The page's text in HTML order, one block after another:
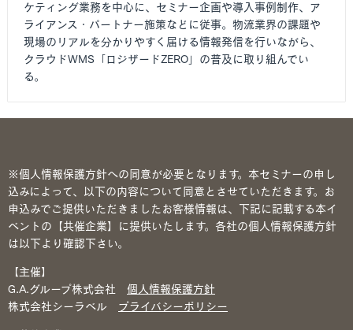
ケティング業務を中心に、セミナー企画や導入事例制作、ア
ライアンス・パートナー施策などに従事。物流業界の課題や
現場のリアルを分かりやすく届ける情報発信を行いながら、
クラウドWMS「ロジザードZERO」の普及に取り組んでい
る。
※個人情報保護方針への同意が必要となります。本セミナーの申し
込みによって、以下の内容について同意とさせていただきます。お
申込みでご提供いただきましたお客様情報は、下記に記載する本イ
ベントの【共催企業】に提供いたします。各社の個人情報保護方針
は以下より確認下さい。
【主催】
G.A.グループ株式会社 個人情報保護方針
株式会社シーラベル
プライバシーポリシー